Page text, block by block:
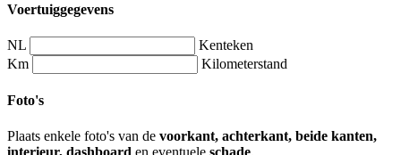
Voertuiggegevens
NL
Kenteken
Km
Kilometerstand
Foto's
Plaats enkele foto's van de voorkant, achterkant, beide kanten,
interieur, dashboard en eventuele schade.